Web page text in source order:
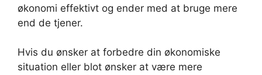
økonomi effektivt og ender med at bruge mere
end de tjener.
Hvis du ønsker at forbedre din økonomiske
situation eller blot ønsker at være mere